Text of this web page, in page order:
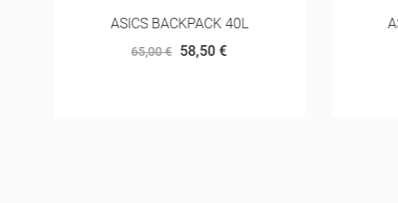
ASICS BACKPACK 40L
65,00 € 58,50 €